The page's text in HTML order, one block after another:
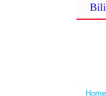
Home